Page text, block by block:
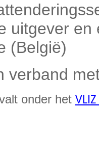
uitgever
(België)
verband
onder het